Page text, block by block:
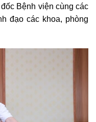
Bệnh viện cùng các
đạo các khoa, phòng